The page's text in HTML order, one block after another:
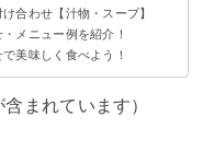
合わせ【汁物・スープ】
メニュー例を紹介！
美味しく食べよう！
まれています）